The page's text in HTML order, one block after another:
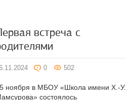
встреча с
0 502
ноября в МБОУ «Школа имени Х.-У.
состоялось